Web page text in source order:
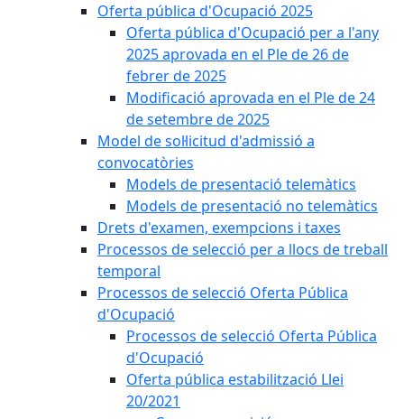
Oferta pública d'Ocupació 2025
Oferta pública d'Ocupació per a l'any
2025 aprovada en el Ple de 26 de
febrer de 2025
Modificació aprovada en el Ple de 24
de setembre de 2025
Model de sol·licitud d'admissió a
convocatòries
Models de presentació telemàtics
Models de presentació no telemàtics
Drets d'examen, exempcions i taxes
Processos de selecció per a llocs de treball
temporal
Processos de selecció Oferta Pública
d'Ocupació
Processos de selecció Oferta Pública
d'Ocupació
Oferta pública estabilització Llei
20/2021